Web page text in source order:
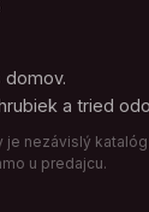
domov.
a tried
je nezávislý
u predajcu.